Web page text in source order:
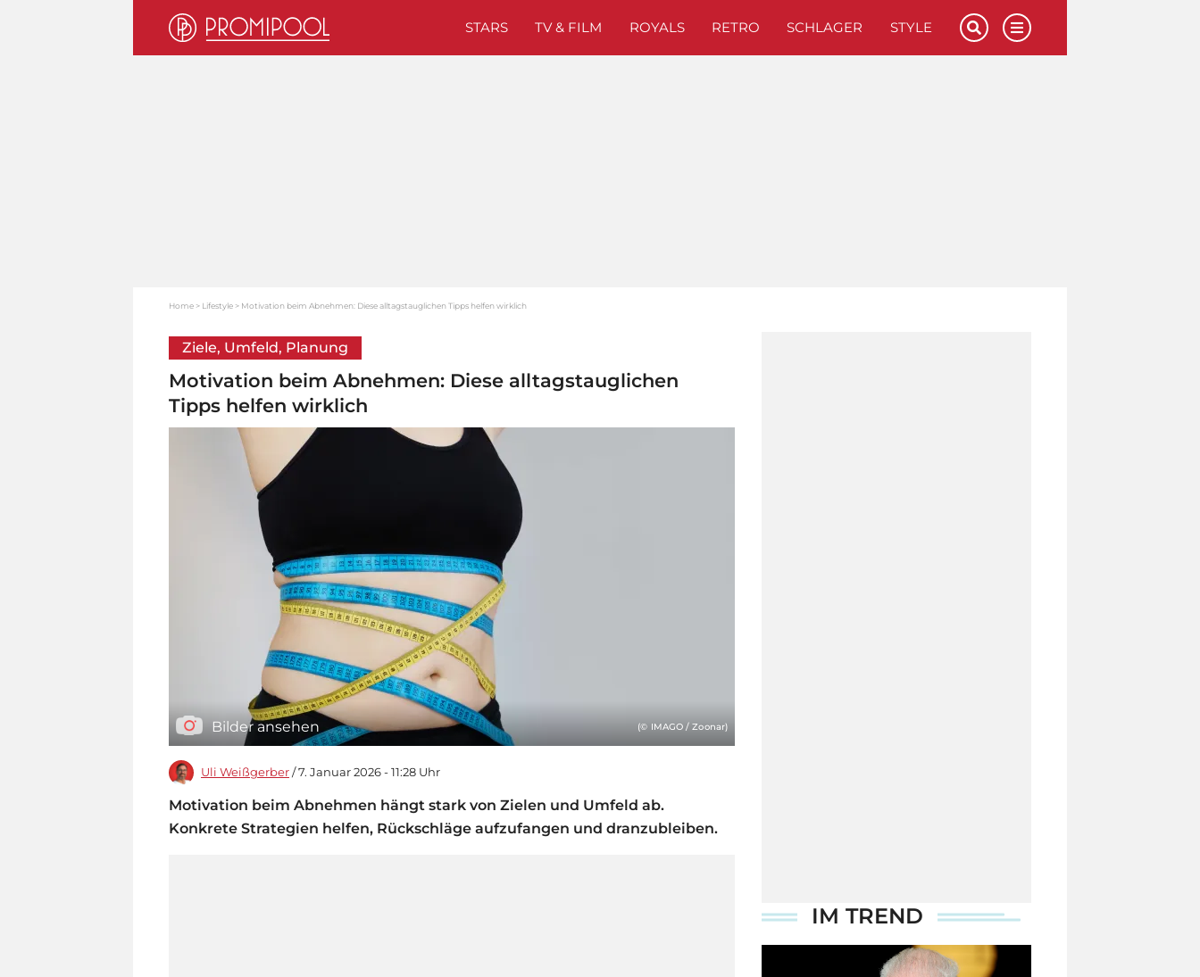
STARS TV & FILM ROYALS RETRO SCHLAGER STYLE
Home Lifestyle Motivation beim Abnehmen: Diese alltagstauglichen Tipps helfen wirklich
Ziele, Umfeld, Planung
Motivation beim Abnehmen: Diese alltagstauglichen
Tipps helfen wirklich
Bilder ansehen (© IMAGO / Zoonar)
Uli Weißgerber / 7. Januar 2026 - 11:28 Uhr
Motivation beim Abnehmen hängt stark von Zielen und Umfeld ab.
Konkrete Strategien helfen, Rückschläge aufzufangen und dranzubleiben.
IM TREND